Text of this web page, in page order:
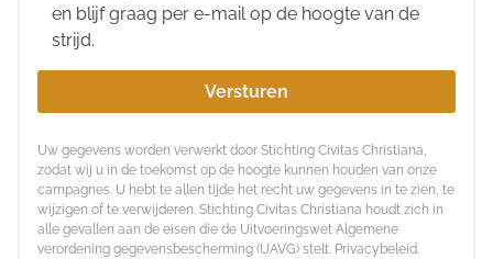
en blijf graag per e-mail op de hoogte van de
strijd.
Versturen
Uw gegevens worden verwerkt door Stichting Civitas Christiana,
zodat wij u in de toekomst op de hoogte kunnen houden van onze
campagnes. U hebt te allen tijde het recht uw gegevens in te zien, te
wijzigen of te verwijderen. Stichting Civitas Christiana houdt zich in
alle gevallen aan de eisen die de Uitvoeringswet Algemene
verordening gegevensbescherming (UAVG) stelt. Privacybeleid.